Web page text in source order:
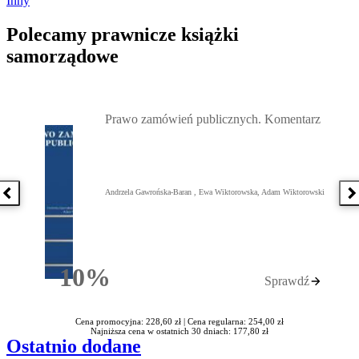
Polecamy prawnicze książki
samorządowe
Poprzednia książka
10%Rabatu
Prawo zamówień publicznych. Komentarz
Andrzela Gawrońska-Baran , Ewa Wiktorowska, Adam Wiktorowski
Sprawdź
Cena promocyjna: 228,60 zł | Cena regularna: 254,00 zł
Najniższa cena w ostatnich 30 dniach: 177,80 zł
Ostatnio dodane